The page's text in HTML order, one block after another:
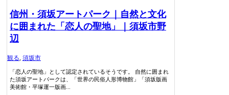
信州・須坂アートパーク｜自然と文化
に囲まれた「恋人の聖地」｜須坂市野
辺
観る, 須坂市
「恋人の聖地」として認定されているそうです。 自然に囲まれ
た須坂アートパークは、「世界の民俗人形博物館」「須坂版画
美術館・平塚運一版画...